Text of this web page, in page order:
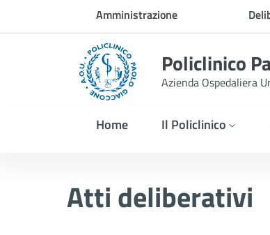
Skip to Main ContentAmministrazione
trasparente
Policlinico
Azienda Ospedaliera
Home Il Policlinico
Atti deliberativi